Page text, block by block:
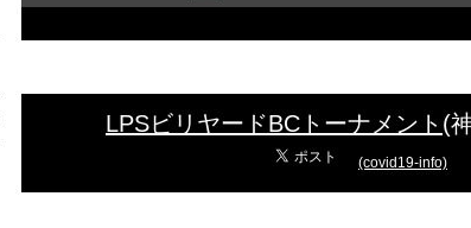
LPSビリヤードBCトーナメント (
(covid19-info)